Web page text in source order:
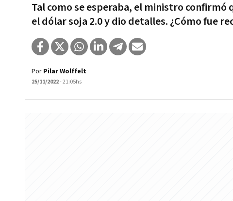
Tal como se esperaba, el ministro
el dólar soja 2.0 y dio detalles. ¿Cómo fue
Por Pilar Wolffelt
25/11/2022- 21:05hs